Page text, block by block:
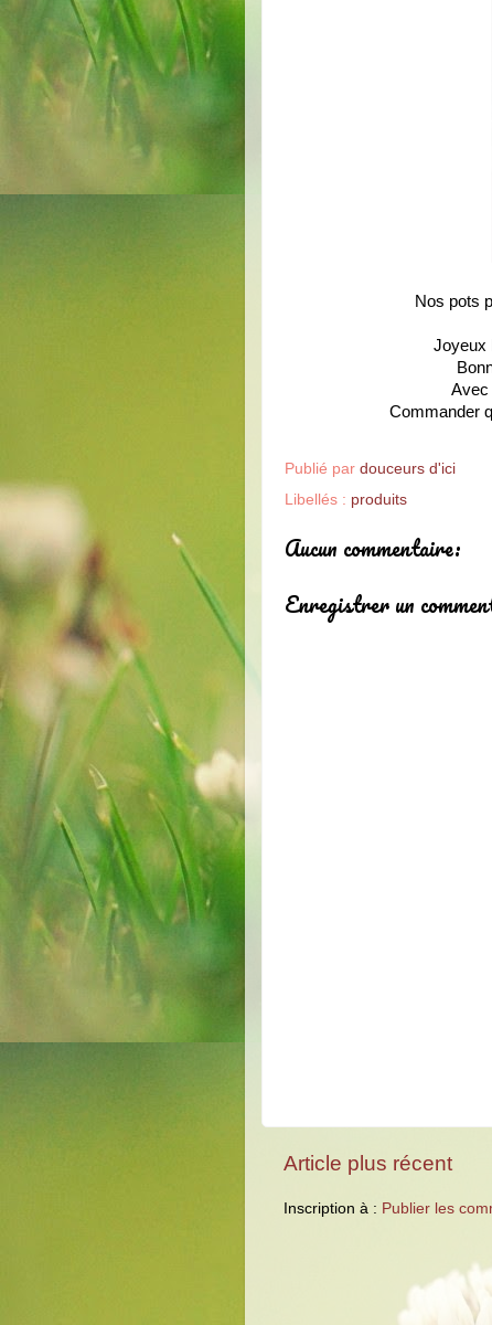
Nos pots
Joyeux
Avec
Commander
Publié par douceurs d'ici
Libellés : produits
Aucun commentaire:
Enregistrer un
Article plus récent
Inscription à : Publier les